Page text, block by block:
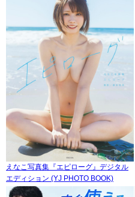
えなこ写真集『エピローグ』デジタル
エディション (YJ PHOTO BOOK)